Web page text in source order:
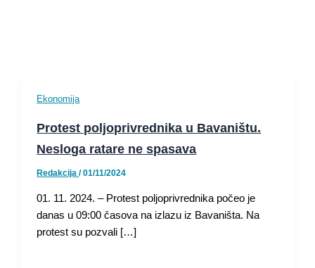
Ekonomija
Protest poljoprivrednika u Bavaništu.
Nesloga ratare ne spasava
Redakcija/01/11/2024
01. 11. 2024. – Protest poljoprivrednika počeo je
danas u 09:00 časova na izlazu iz Bavaništa. Na
protest su pozvali […]